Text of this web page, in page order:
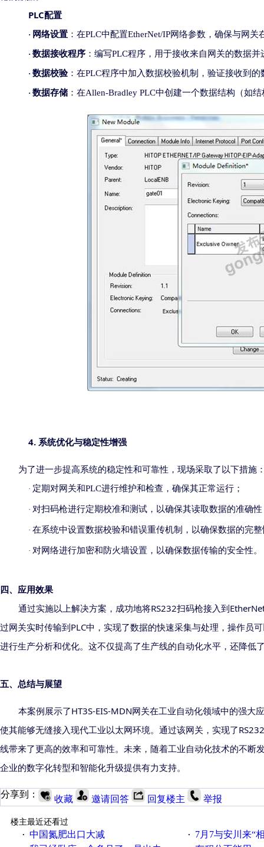
PLC配置
· 网络设置 ：在PLC中配置EtherNet/IP网络参数，确保与网关
· 数据接收程序 ：编写PLC程序，用于接收来自网关的数据并
· 数据校验：在PLC程序中加入数据校验机制，验证接收到
· 数据存储 ：在Allen-Bradley PLC中创建一个数据结构（如
4. 系统优化与稳定性增强
为了进一步提高系统的稳定性和可靠性， 现场采取了以下措施
· 定期对网关和PLC进行维护和检查，确保其正常运行；
· 对扫码枪进行定期校准和测试，以确保其读取数据的准确性
· 在系统中设置数据校验和错误重传机制，以确保数据的完
· 对网络进行加密和防火墙设置，以确保数据传输的安全性。
四、应用效果
通过实施以上解决方案，成功地将RS232扫码枪接入到
过网关实时传输到 PLC中，实现了数据的快速采集与处理 ， 操作员
进行生产分析和优化。这不仅提高了生产线的自动化水平，还降低
五、 总结与展望
本案例展示了HT3S-EIS-MDN网关在工业自动化领域中的强大
使其能够无缝接入现代工业以太网环境。通过该网关，实现了RS232
线带来了更高的效率和可靠性。未来，随着工业自动化技术的不断
企业的数字化转型和智能化升级提供有力支持。
分享到： 收藏 邀请回答 回复楼主 举报
楼主最近还看过
· 中国氮肥出口大减 · 7月7与安川来“